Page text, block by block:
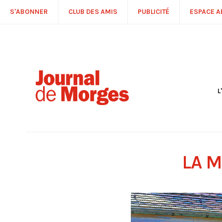
S'ABONNER CLUB DES AMIS PUBLICITÉ ESPACE
LA